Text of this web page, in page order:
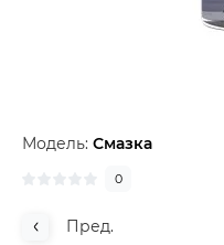
Модель: Смазка
0
Пред.